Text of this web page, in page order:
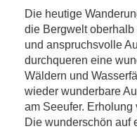
Die heutige
die Bergwelt
und anspruchsvolle
durchqueren eine
Wäldern und
wieder wunderbare
am Seeufer. Erholung
Die wunderschön auf